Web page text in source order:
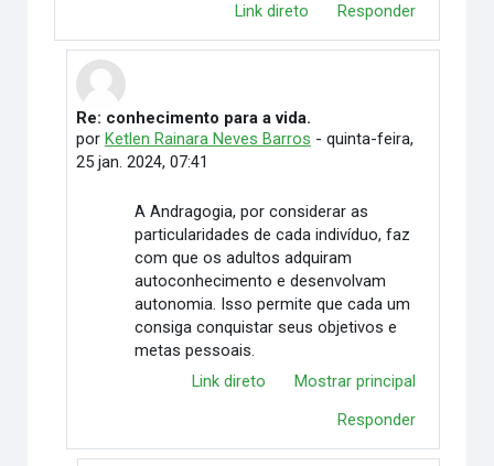
Link direto Responder
Em resposta à Ketlen Rainara Neves Barros
Re: conhecimento para a vida.
por Ketlen Rainara Neves Barros - quinta-feira,
25 jan. 2024, 07:41
A Andragogia, por considerar as
particularidades de cada indivíduo, faz
com que os adultos adquiram
autoconhecimento e desenvolvam
autonomia. Isso permite que cada um
consiga conquistar seus objetivos e
metas pessoais.
Link direto
Mostrar principal
Responder